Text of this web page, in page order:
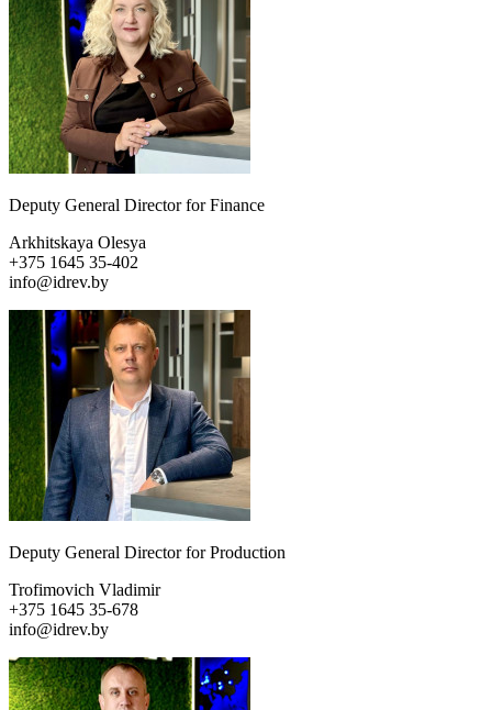
Deputy General Director for Finance
Arkhitskaya Olesya
+375 1645 35-402
info@idrev.by
Deputy General Director for Production
Trofimovich Vladimir
+375 1645 35-678
info@idrev.by